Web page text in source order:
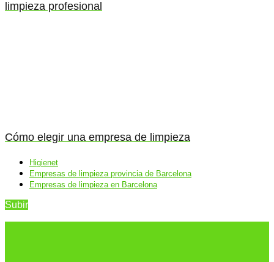
limpieza profesional
Cómo elegir una empresa de limpieza
Higienet
Empresas de limpieza provincia de Barcelona
Empresas de limpieza en Barcelona
Subir